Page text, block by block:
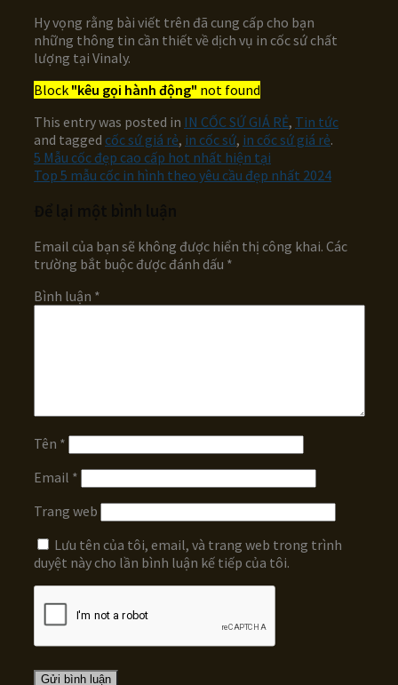
Hy vọng rằng bài viết trên đã cung cấp cho bạn
những thông tin cần thiết về dịch vụ in cốc sứ chất
lượng tại Vinaly.
Block "kêu gọi hành động" not found
This entry was posted in IN CỐC SỨ GIÁ RẺ, Tin tức
and tagged cốc sứ giá rẻ, in cốc sứ, in cốc sứ giá rẻ.
5 Mẫu cốc đẹp cao cấp hot nhất hiện tại
Top 5 mẫu cốc in hình theo yêu cầu đẹp nhất 2024
Email của bạn sẽ không được hiển thị công khai. Các
trường bắt buộc được đánh dấu *
Bình luận *
Tên *
Email *
Trang web
Lưu tên của tôi, email, và trang web trong trình
duyệt này cho lần bình luận kế tiếp của tôi.